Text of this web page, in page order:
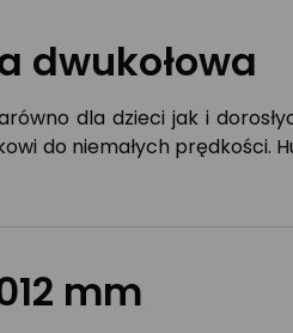
dwukołowa
dla dzieci jak i
do niemałych prędkości.
mm